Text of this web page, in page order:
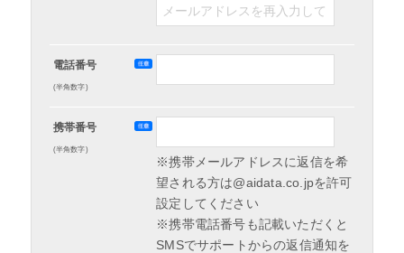
電話番号
(半角数字)
携帯番号
(半角数字)
※携帯メールアドレスに返信を希
望される方は@aidata.co.jpを許可
設定してください
※携帯電話番号も記載いただくと
SMSでサポートからの返信通知を